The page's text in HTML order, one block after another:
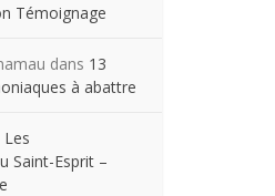
Témoignage
dans 13
à abattre
Les
Saint-Esprit –